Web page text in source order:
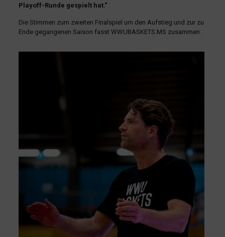
Playoff-Runde gespielt hat.“
Die Stimmen zum zweiten Finalspiel um den Aufstieg und zur zu
Ende gegangenen Saison fasst WWUBASKETS.MS zusammen.